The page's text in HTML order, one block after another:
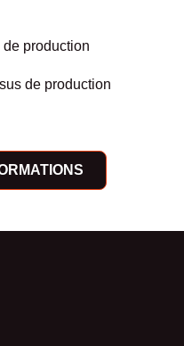
production
de production